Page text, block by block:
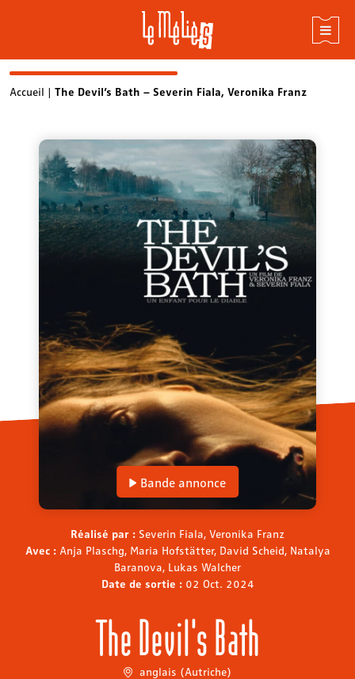
SkipAccueil | The Devil’s Bath – Severin Fiala, Veronika Franz
Bande annonce
Réalisé par : Severin Fiala, Veronika Franz
Avec : Anja Plaschg, Maria Hofstätter, David Scheid, Natalya
Baranova, Lukas Walcher
Date de sortie : 02 Oct. 2024
The Devil's Bath
anglais (Autriche)